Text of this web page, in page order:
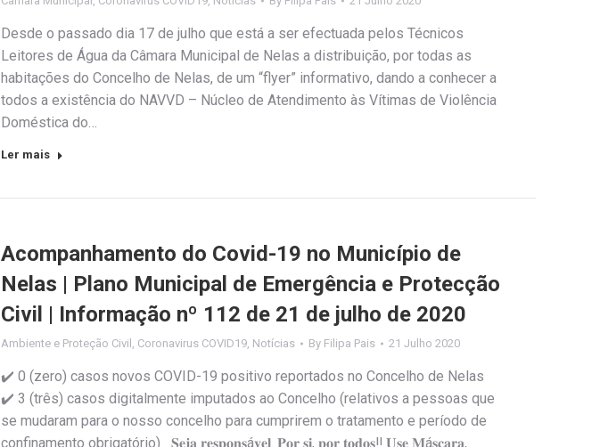
Desde o passado dia 17 de julho que está a ser efectuada pelos Técnicos
Leitores de Água da Câmara Municipal de Nelas a distribuição, por todas as
habitações do Concelho de Nelas, de um “flyer” informativo, dando a conhecer a
todos a existência do NAVVD – Núcleo de Atendimento às Vítimas de Violência
Doméstica do…
Ler mais
Acompanhamento do Covid-19 no Município de
Nelas | Plano Municipal de Emergência e Protecção
Civil | Informação nº 112 de 21 de julho de 2020
Ambiente e Proteção Civil , Coronavirus COVID19, Notícias By Filipa Pais 21 Julho 2020
✔️ 0 (zero) casos novos COVID-19 positivo reportados no Concelho de Nelas
✔️ 3 (três) casos digitalmente imputados ao Concelho (relativos a pessoas que
se mudaram para o nosso concelho para cumprirem o tratamento e período de
confinamento obrigatório) 𝐒𝐞𝐣𝐚 𝐫𝐞𝐬𝐩𝐨𝐧𝐬á𝐯𝐞𝐥. 𝐏𝐨𝐫 𝐬𝐢, 𝐩𝐨𝐫 𝐭𝐨𝐝𝐨𝐬‼️ 𝐔𝐬𝐞 𝐌á𝐬𝐜𝐚𝐫𝐚,